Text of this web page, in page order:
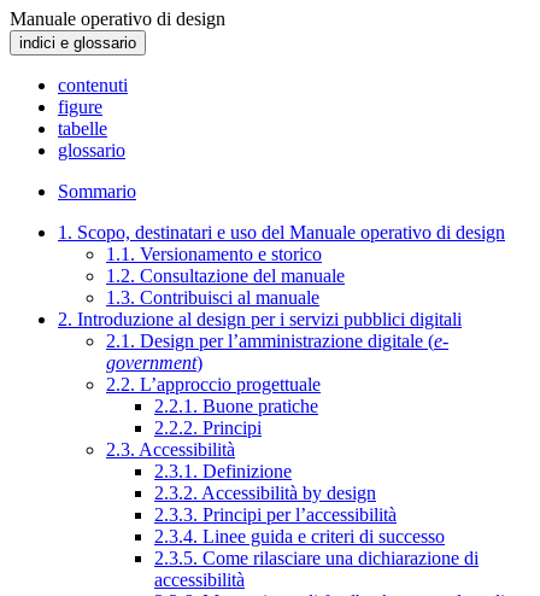
Manuale operativo di design
indici e glossario
contenuti
figure
tabelle
glossario
Sommario
1. Scopo, destinatari e uso del Manuale operativo di design
1.1. Versionamento e storico
1.2. Consultazione del manuale
1.3. Contribuisci al manuale
2. Introduzione al design per i servizi pubblici digitali
2.1. Design per l’amministrazione digitale (e-
government)
2.2. L’approccio progettuale
2.2.1. Buone pratiche
2.2.2. Principi
2.3. Accessibilità
2.3.1. Definizione
2.3.2. Accessibilità by design
2.3.3. Principi per l’accessibilità
2.3.4. Linee guida e criteri di successo
2.3.5. Come rilasciare una dichiarazione di
accessibilità